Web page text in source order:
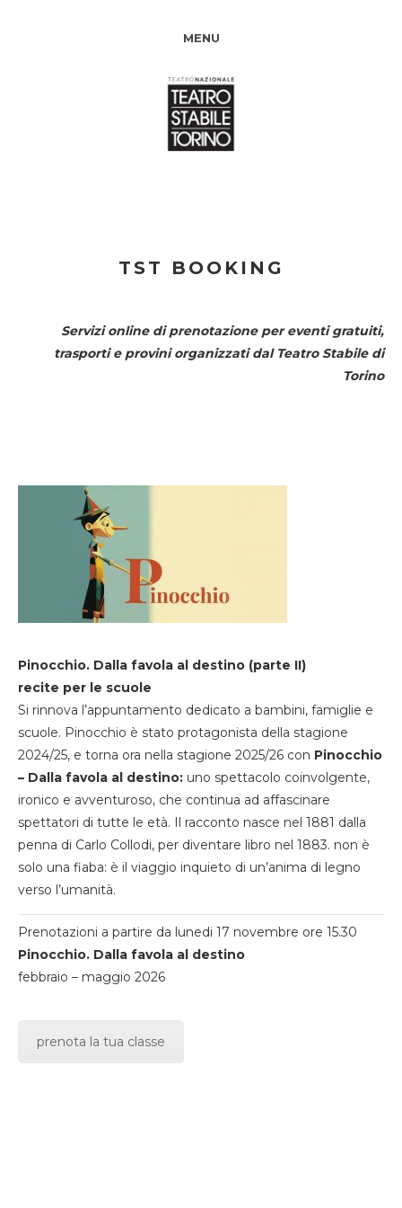
MENU
TST BOOKING
Servizi online di prenotazione per eventi gratuiti,
trasporti e provini organizzati dal Teatro Stabile di
Torino
Pinocchio. Dalla favola al destino (parte II)
recite per le scuole
Si rinnova l’appuntamento dedicato a bambini, famiglie e
scuole. Pinocchio è stato protagonista della stagione
2024/25, e torna ora nella stagione 2025/26 con Pinocchio
– Dalla favola al destino: uno spettacolo coinvolgente,
ironico e avventuroso, che continua ad affascinare
spettatori di tutte le età. Il racconto nasce nel 1881 dalla
penna di Carlo Collodi, per diventare libro nel 1883. non è
solo una fiaba: è il viaggio inquieto di un’anima di legno
verso l’umanità.
Prenotazioni a partire da lunedi 17 novembre ore 15.30
Pinocchio. Dalla favola al destino
febbraio – maggio 2026
prenota la tua classe